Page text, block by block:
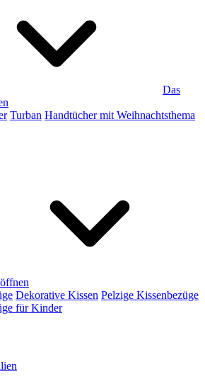
Das
Turban Handtücher mit Weihnachtsthema
Dekorative Kissen Pelzige Kissenbezüge
für Kinder